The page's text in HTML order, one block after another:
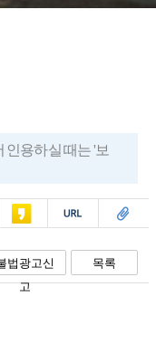
인용하실 때는 '보
카스 복사 스크랩
법광고신
고
목록